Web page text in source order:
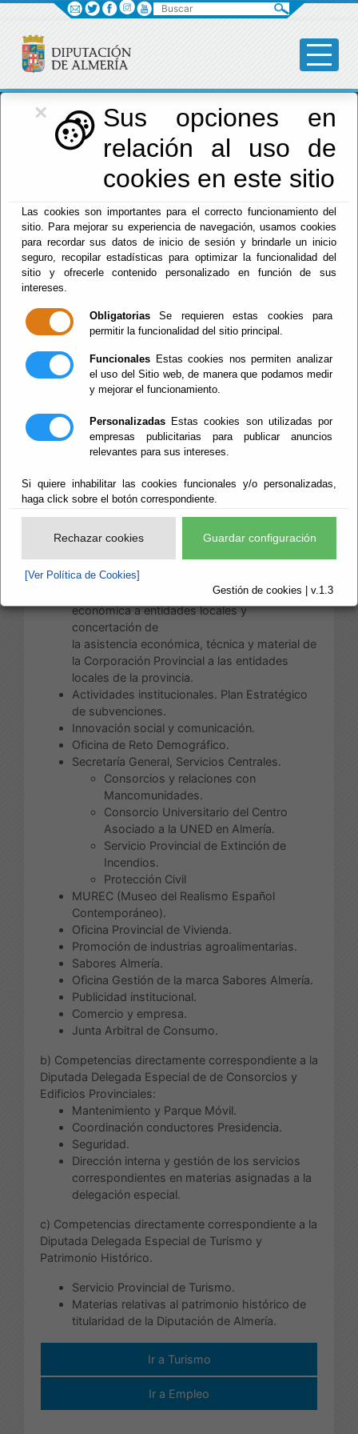
×
Sus opciones en
relación al uso de
cookies en este sitio
Las cookies son importantes para el correcto funcionamiento del
sitio. Para mejorar su experiencia de navegación, usamos cookies
para recordar sus datos de inicio de sesión y brindarle un inicio
seguro, recopilar estadísticas para optimizar la funcionalidad del
sitio y ofrecerle contenido personalizado en función de sus
intereses.
Obligatorias Se requieren estas cookies para
permitir la funcionalidad del sitio principal.
Funcionales Estas cookies nos permiten analizar
el uso del Sitio web, de manera que podamos medir
y mejorar el funcionamiento.
Personalizadas Estas cookies son utilizadas por
empresas publicitarias para publicar anuncios
relevantes para sus intereses.
Si quiere inhabilitar las cookies funcionales y/o personalizadas,
haga click sobre el botón correspondiente.
Rechazar cookies Guardar configuración
[Ver Política de Cookies]
Gestión de cookies | v.1.3
Diputación
Menú Diputación
Presidencia y
Promoción
Provincial
Área de
Provincial
conforme a su estructura, son:
Relaciones institucionales.
Oficina de Colaboración Local: Asistencia
económica a entidades locales y
concertación de
la asistencia económica, técnica y material de
la Corporación Provincial a las entidades
locales de la provincia.
Actividades institucionales. Plan Estratégico
de subvenciones.
Innovación social y comunicación.
Oficina de Reto Demográfico.
Secretaría General, Servicios Centrales.
Consorcios y relaciones con
Mancomunidades.
Consorcio Universitario del Centro
Asociado a la UNED en Almería.
Servicio Provincial de Extinción de
Incendios.
Protección Civil
MUREC (Museo del Realismo Español
Contemporáneo).
Oficina Provincial de Vivienda.
Promoción de industrias agroalimentarias.
Sabores Almería.
Oficina Gestión de la marca Sabores Almería.
Publicidad institucional.
Comercio y empresa.
Junta Arbitral de Consumo.
b) Competencias directamente correspondiente a la
Diputada Delegada Especial de de Consorcios y
Edificios Provinciales:
Mantenimiento y Parque Móvil.
Coordinación conductores Presidencia.
Seguridad.
Dirección interna y gestión de los servicios
correspondientes en materias asignadas a la
delegación especial.
c) Competencias directamente correspondiente a la
Diputada Delegada Especial de Turismo y
Patrimonio Histórico.
Servicio Provincial de Turismo.
Materias relativas al patrimonio histórico de
titularidad de la Diputación de Almería.
Ir a Turismo
Ir a Empleo
Buscar